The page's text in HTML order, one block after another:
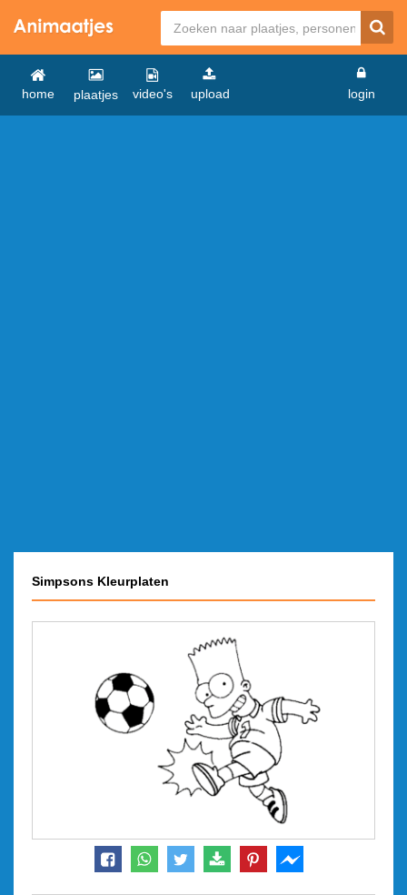
home plaatjes video's upload login
Simpsons Kleurplaten